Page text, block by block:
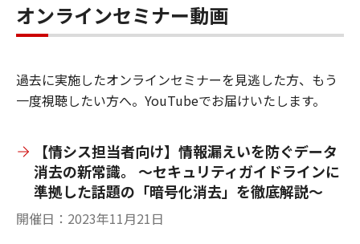
オンラインセミナー動画
過去に実施したオンラインセミナーを見逃した方、もう
一度視聴したい方へ。YouTubeでお届けいたします。
【情シス担当者向け】情報漏えいを防ぐデータ
消去の新常識。 ～セキュリティガイドラインに
準拠した話題の「暗号化消去」を徹底解説～
開催日：2023年11月21日